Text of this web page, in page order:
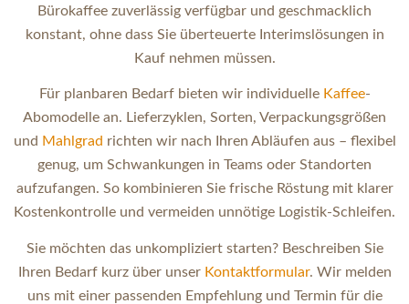
Bürokaffee zuverlässig verfügbar und geschmacklich
konstant, ohne dass Sie überteuerte Interimslösungen in
Kauf nehmen müssen.
Für planbaren Bedarf bieten wir individuelle Kaffee-
Abomodelle an. Lieferzyklen, Sorten, Verpackungsgrößen
und Mahlgrad richten wir nach Ihren Abläufen aus – flexibel
genug, um Schwankungen in Teams oder Standorten
aufzufangen. So kombinieren Sie frische Röstung mit klarer
Kostenkontrolle und vermeiden unnötige Logistik-Schleifen.
Sie möchten das unkompliziert starten? Beschreiben Sie
Ihren Bedarf kurz über unser Kontaktformular. Wir melden
uns mit einer passenden Empfehlung und Termin für die